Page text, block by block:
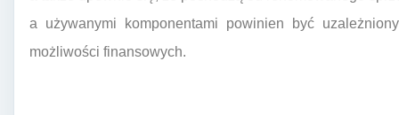
a używanymi komponentami powinien być
możliwości finansowych.